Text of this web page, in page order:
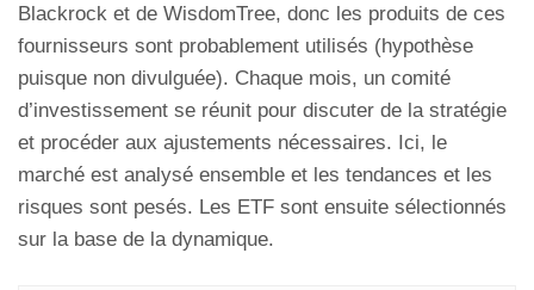
Blackrock et de WisdomTree, donc les produits de ces
fournisseurs sont probablement utilisés (hypothèse
puisque non divulguée). Chaque mois, un comité
d’investissement se réunit pour discuter de la stratégie
et procéder aux ajustements nécessaires. Ici, le
marché est analysé ensemble et les tendances et les
risques sont pesés. Les ETF sont ensuite sélectionnés
sur la base de la dynamique.